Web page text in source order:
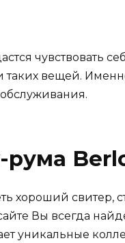
чувствовать
таких вещей.
хороший
Вы всегда
уникальные